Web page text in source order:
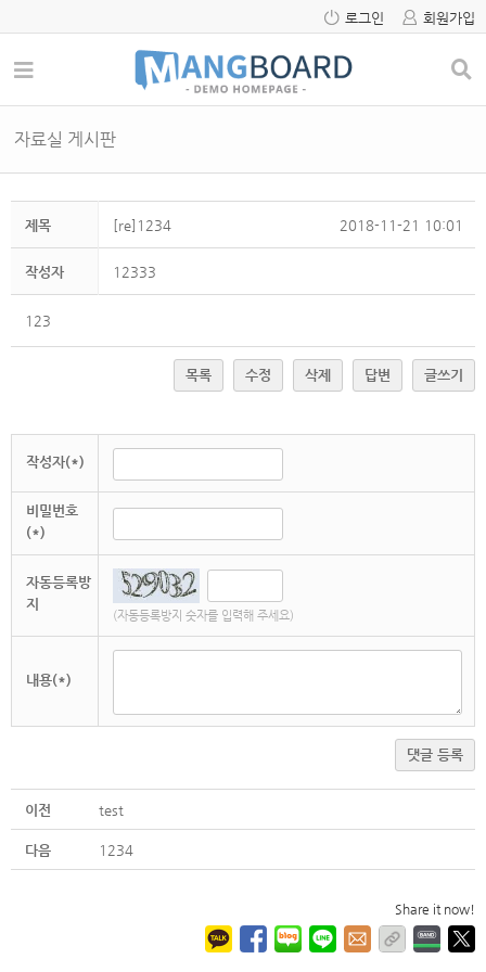
로그인 회원가입
자료실 게시판
제목 [re]1234 2018-11-21 10:01
작성자 12333
123
목록 수정 삭제 답변 글쓰기
작성자(*)
비밀번호
(*)
자동등록방
지
(자동등록방지 숫자를 입력해 주세요)
내용(*)
댓글 등록
이전 test
다음 1234
Share it now!